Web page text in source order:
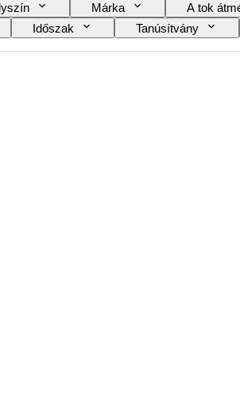
Márka A tok
Időszak Tanúsítvány
Power Reserve